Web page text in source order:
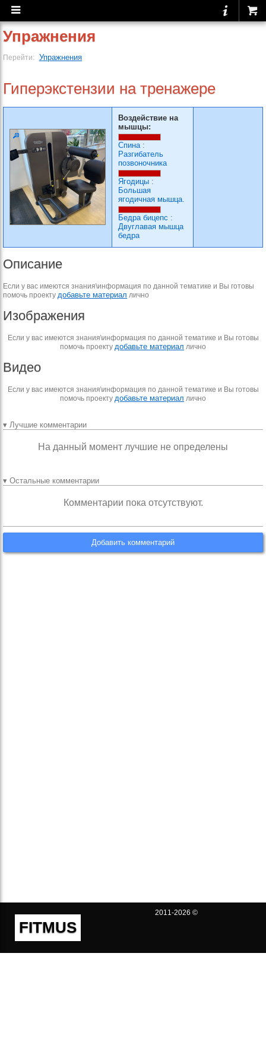
Упражнения
Перейти: Упражнения
Гиперэкстензии на тренажере
Воздействие на
мышцы:
Спина:
Разгибатель
позвоночника
Ягодицы :
Большая
ягодичная мышца.
Бедра бицепс :
Двуглавая мышца
бедра
Описание
Если у вас имеются знания\информация по данной тематике и Вы готовы
помочь проекту добавьте материал лично
Изображения
Если у вас имеются знания\информация по данной тематике и Вы готовы
помочь проекту добавьте материал лично
Видео
Если у вас имеются знания\информация по данной тематике и Вы готовы
помочь проекту добавьте материал лично
▾ Лучшие комментарии
На данный момент лучшие не определены
▾ Остальные комментарии
Комментарии пока отсутствуют.
Добавить комментарий
FITMUS
2011-2026 ©